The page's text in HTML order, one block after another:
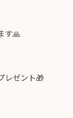
す🙏
レゼント🎁